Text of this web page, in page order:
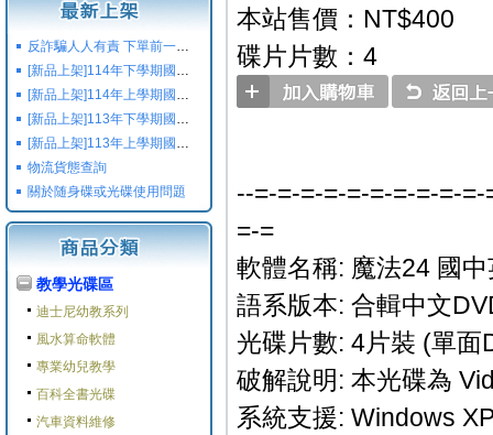
反詐騙人人有責 下單前一定要注意
[新品上架]114年下學期國小國中高中命題光碟,校用卷,習作
[新品上架]114年上學期國小國中高中命題光碟,校用卷,習作
[新品上架]113年下學期國小國中高中命題光碟,校用卷,習作
[新品上架]113年上學期國小國中高中命題光碟,校用卷,習作
物流貨態查詢
關於随身碟或光碟使用問題
教學光碟區
迪士尼幼教系列
風水算命軟體
專業幼兒教學
百科全書光碟
汽車資料維修
本站售價：NT$400
碟片片數：4
--=-=-=-=-=-=-=-=-=-
=-=
軟體名稱: 魔法24 國
語系版本: 合輯中文
光碟片數: 4片裝 (單面
破解說明: 本光碟為
系統支援: Windows